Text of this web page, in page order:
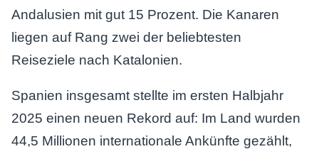
Andalusien mit gut 15 Prozent. Die Kanaren
liegen auf Rang zwei der beliebtesten
Reiseziele nach Katalonien.
Spanien insgesamt stellte im ersten Halbjahr
2025 einen neuen Rekord auf: Im Land wurden
44,5 Millionen internationale Ankünfte gezählt,